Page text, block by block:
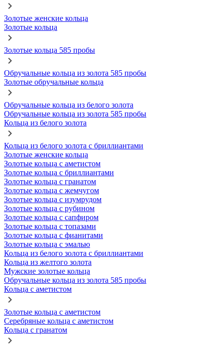
Золотые женские кольца
Золотые кольца
Золотые кольца 585 пробы
Обручальные кольца из золота 585 пробы
Золотые обручальные кольца
Обручальные кольца из белого золота
Обручальные кольца из золота 585 пробы
Кольца из белого золота
Кольца из белого золота с бриллиантами
Золотые женские кольца
Золотые кольца с аметистом
Золотые кольца с бриллиантами
Золотые кольца с гранатом
Золотые кольца с жемчугом
Золотые кольца с изумрудом
Золотые кольца с рубином
Золотые кольца с сапфиром
Золотые кольца с топазами
Золотые кольца с фианитами
Золотые кольца с эмалью
Кольца из белого золота с бриллиантами
Кольца из желтого золота
Мужские золотые кольца
Обручальные кольца из золота 585 пробы
Кольца с аметистом
Золотые кольца с аметистом
Серебряные кольца с аметистом
Кольца с гранатом